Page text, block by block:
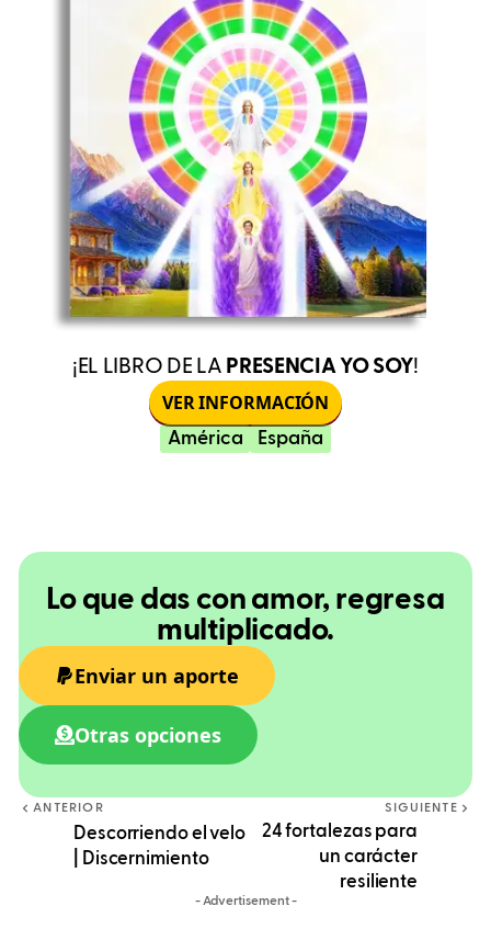
¡EL LIBRO DE LA PRESENCIA YO SOY!
VER INFORMACIÓN
América España
Lo que das con amor, regresa
multiplicado.
Enviar un aporte
Otras opciones
ANTERIOR
Descorriendo el velo
| Discernimiento
SIGUIENTE
24 fortalezas para
un carácter
resiliente
- Advertisement -